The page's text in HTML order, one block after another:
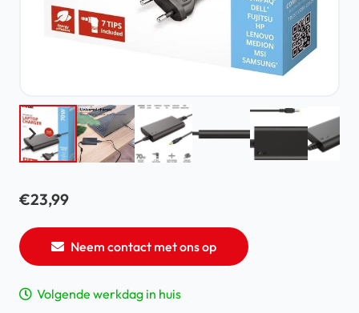
€23,99
Neem contact met ons op
Volgende werkdag in huis